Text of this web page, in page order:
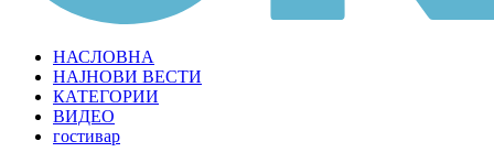
НАСЛОВНА
НАЈНОВИ ВЕСТИ
КАТЕГОРИИ
ВИДЕО
гостивар